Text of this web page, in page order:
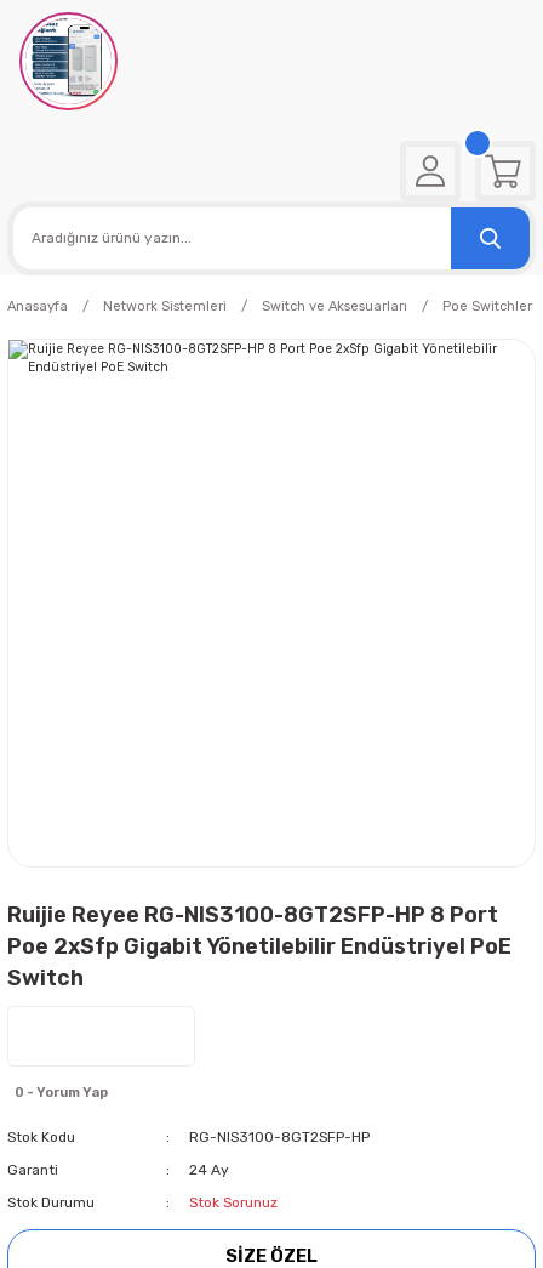
Anasayfa Network Sistemleri Switch ve Aksesuarları Poe Switchler
Ruijie Reyee RG-NIS3100-8GT2SFP-HP 8 Port
Poe 2xSfp Gigabit Yönetilebilir Endüstriyel PoE
Switch
0 - Yorum Yap
Stok Kodu
RG-NIS3100-8GT2SFP-HP
Garanti
24 Ay
Stok Durumu
Stok Sorunuz
SİZE ÖZEL